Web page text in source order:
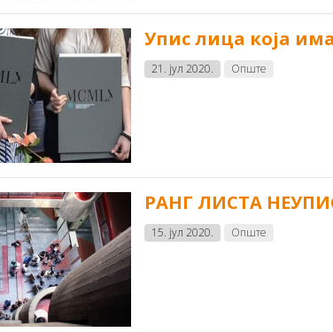
Упис лица која
21. јул 2020. Опште
РАНГ ЛИСТА
15. јул 2020. Опште